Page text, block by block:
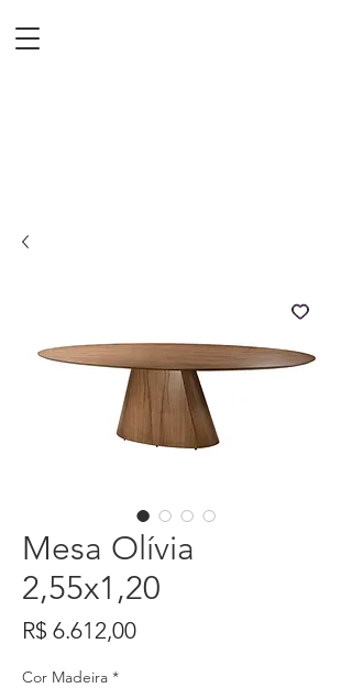
Mesa Olívia
2,55x1,20
R$ 6.612,00Preço
Cor Madeira *